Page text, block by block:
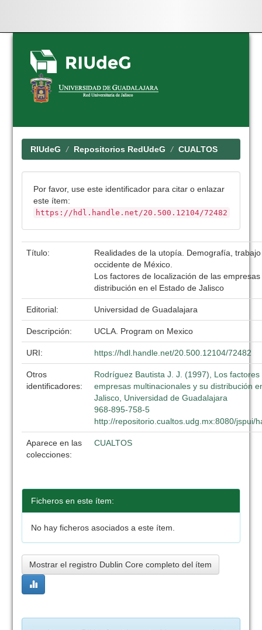
Skip
navigation
RIUdeG Repositorios RedUdeG CUALTOS
Por favor, use este identificador para citar o enlazar
este ítem:
https://hdl.handle.net/20.500.12104/72482
Título:
Realidades de la utopía. Demografía,
occidente de México.
Los factores de localización de las
distribución en el Estado de Jalisco
Editorial: Universidad de Guadalajara
Descripción: UCLA. Program on Mexico
URI: https://hdl.handle.net/20.500.12104/72482
Otros
identificadores:
Rodríguez Bautista J. J. (1997), Los
empresas multinacionales y su distribución
Jalisco, Universidad de Guadalajara
968-895-758-5
http://repositorio.cualtos.udg.mx:8080/jspui/
Aparece en las
colecciones:
CUALTOS
Ficheros en este ítem:
No hay ficheros asociados a este ítem.
Mostrar el registro Dublin Core completo del ítem